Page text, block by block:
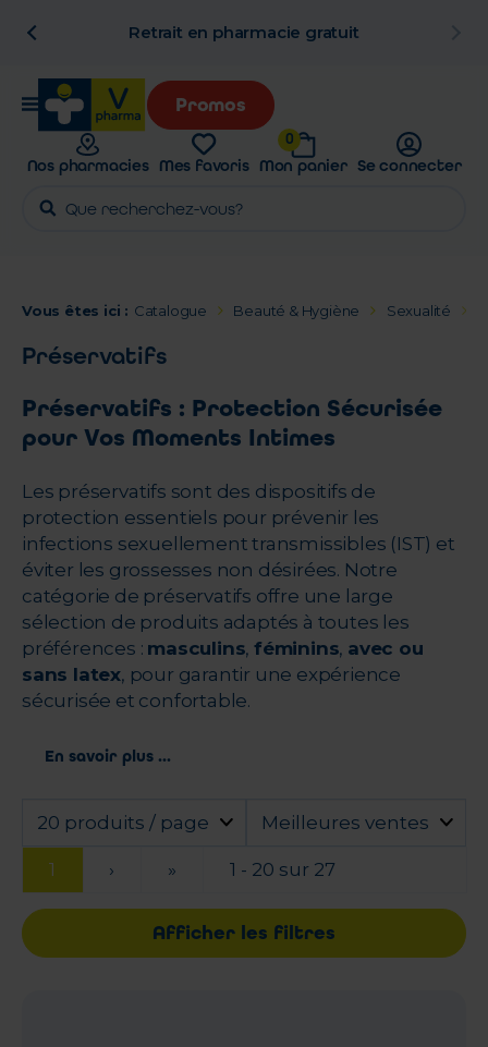
Retrait en pharmacie gratuit
Promos
Nos pharmacies Mes favoris
0
Mon panier Se connecter
Vous êtes ici : Catalogue Beauté & Hygiène Sexualité
Préservatifs
Préservatifs : Protection Sécurisée
pour Vos Moments Intimes
Les préservatifs sont des dispositifs de
protection essentiels pour prévenir les
infections sexuellement transmissibles (IST) et
éviter les grossesses non désirées. Notre
catégorie de préservatifs offre une large
sélection de produits adaptés à toutes les
préférences : masculins,féminins, avec ou
sans latex, pour garantir une expérience
sécurisée et confortable.
En savoir plus ...
20 produits / page Meilleures ventes
1 › » 1 - 20 sur 27
Afficher les filtres